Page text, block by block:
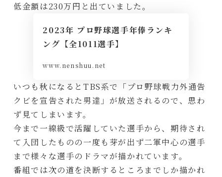
低金額は230万円と出ていました。
2023年 プロ野球選手年俸ランキ
ング【全1011選手】
www.nenshuu.net
いつも秋になるとTBS系で「プロ野球戦力外通告
クビを宣告された男達」が放送されるので、思わ
ず見てしまいます。
今まで一線級で活躍していた選手から、期待され
て入団したものの一度も芽が出ず二軍中心の選手
まで様々な選手のドラマが描かれています。
番組では次の道を決断するところまでしか描かれ